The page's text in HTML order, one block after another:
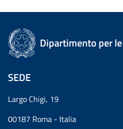
Dipartimento per
SEDE
Largo Chigi, 19
00187 Roma - Italia